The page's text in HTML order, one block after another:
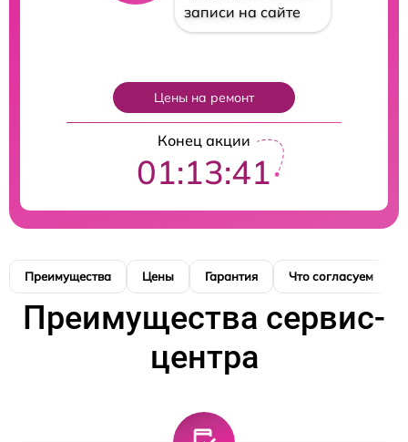
записи на сайте
Цены на ремонт
Конец акции
01:13:41
Преимущества Цены Гарантия Что согласуем
Преимущества сервис-
центра